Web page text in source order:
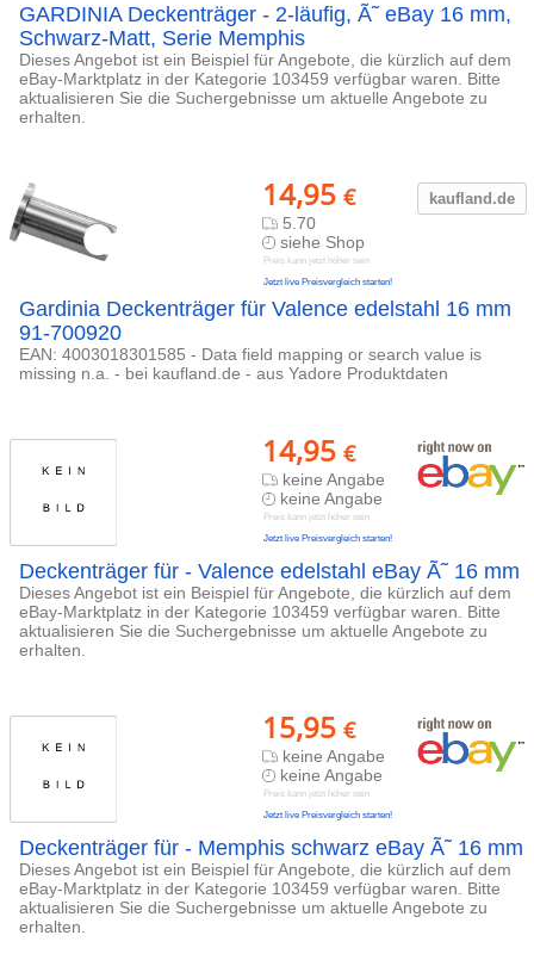
GARDINIA Deckenträger - 2-läufig, Ã˜ eBay 16 mm,
Schwarz-Matt, Serie Memphis
Dieses Angebot ist ein Beispiel für Angebote, die kürzlich auf dem
eBay-Marktplatz in der Kategorie 103459 verfügbar waren. Bitte
aktualisieren Sie die Suchergebnisse um aktuelle Angebote zu
erhalten.
kaufland.de
14,95 €
5.70
siehe Shop
Preis kann jetzt höher sein
Jetzt live Preisvergleich starten!
Gardinia Deckenträger für Valence edelstahl 16 mm
91-700920
EAN: 4003018301585 - Data field mapping or search value is
missing n.a. - bei kaufland.de - aus Yadore Produktdaten
14,95 €
keine Angabe
keine Angabe
Preis kann jetzt höher sein
Jetzt live Preisvergleich starten!
Deckenträger für - Valence edelstahl eBay Ã˜ 16 mm
Dieses Angebot ist ein Beispiel für Angebote, die kürzlich auf dem
eBay-Marktplatz in der Kategorie 103459 verfügbar waren. Bitte
aktualisieren Sie die Suchergebnisse um aktuelle Angebote zu
erhalten.
15,95 €
keine Angabe
keine Angabe
Preis kann jetzt höher sein
Jetzt live Preisvergleich starten!
Deckenträger für - Memphis schwarz eBay Ã˜ 16 mm
Dieses Angebot ist ein Beispiel für Angebote, die kürzlich auf dem
eBay-Marktplatz in der Kategorie 103459 verfügbar waren. Bitte
aktualisieren Sie die Suchergebnisse um aktuelle Angebote zu
erhalten.